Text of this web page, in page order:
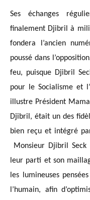
Ses échanges
finalement Djibril à
fondera l’ancien
poussé dans
feu, puisque Djibril
pour le Socialisme et
illustre Président
Djibril, était un des
bien reçu et intégré
Monsieur Djibril
leur parti et son
les lumineuses
l’humain, afin